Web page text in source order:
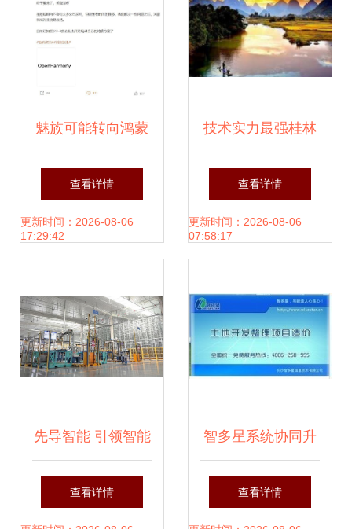
新浪潮
魅族可能转向鸿蒙
系统 市场风声与开
发者的视角
查看详情
更新时间：2026-08-06
17:29:42
技术实力最强桂林
APP制作公司 桂林
本地通软件股份公
发新高度
查看详情
更新时间：2026-08-06
07:58:17
先导智能 引领智能
工厂新高度
查看详情
智多星系统协同升
级方案 广西软件开
查看详情